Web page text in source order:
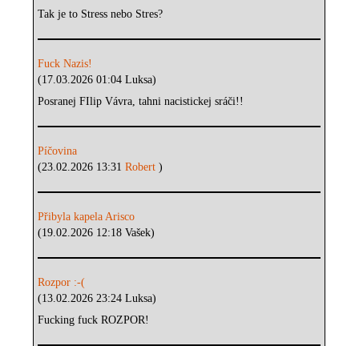
Tak je to Stress nebo Stres?
Fuck Nazis!
(17.03.2026 01:04 Luksa)
Posranej FIlip Vávra, tahni nacistickej sráči!!
Píčovina
(23.02.2026 13:31Robert)
Přibyla kapela Arisco
(19.02.2026 12:18 Vašek)
Rozpor :-(
(13.02.2026 23:24 Luksa)
Fucking fuck ROZPOR!